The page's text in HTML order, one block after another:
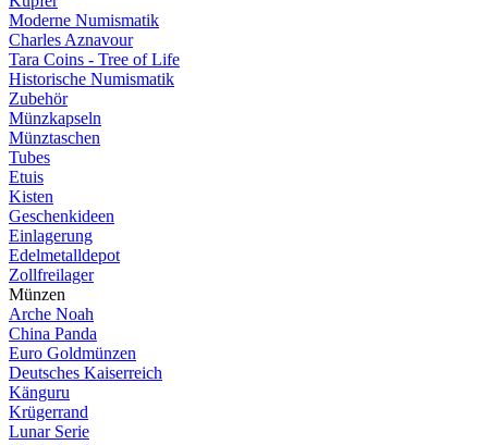
Moderne Numismatik
Charles Aznavour
Tara Coins - Tree of Life
Historische Numismatik
Zubehör
Münzkapseln
Münztaschen
Tubes
Etuis
Kisten
Geschenkideen
Einlagerung
Edelmetalldepot
Zollfreilager
Münzen
Arche Noah
China Panda
Euro Goldmünzen
Deutsches Kaiserreich
Känguru
Krügerrand
Lunar Serie